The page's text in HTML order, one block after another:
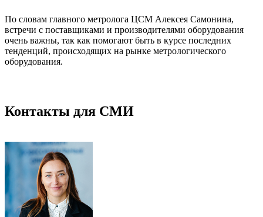
По словам главного метролога ЦСМ Алексея Самонина,
встречи с поставщиками и производителями оборудования
очень важны, так как помогают быть в курсе последних
тенденций, происходящих на рынке метрологического
оборудования.
Контакты для СМИ